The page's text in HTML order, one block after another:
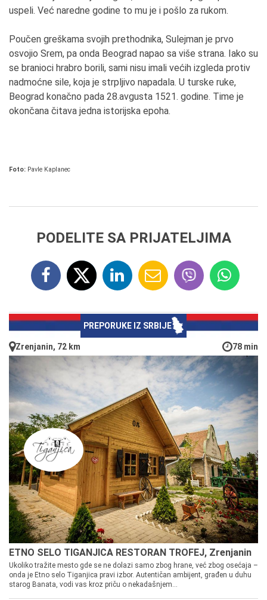
uspeli. Već naredne godine to mu je i pošlo za rukom.
Poučen greškama svojih prethodnika, Sulejman je prvo
osvojio Srem, pa onda Beograd napao sa više strana. Iako su
se branioci hrabro borili, sami nisu imali većih izgleda protiv
nadmoćne sile, koja je strpljivo napadala. U turske ruke,
Beograd konačno pada 28.avgusta 1521. godine. Time je
okončana čitava jedna istorijska epoha.
Foto: Pavle Kaplanec
PODELITE SA PRIJATELJIMA
PREPORUKE IZ SRBIJE
Zrenjanin, 72 km 78 min
ETNO SELO TIGANJICA RESTORAN TROFEJ, Zrenjanin
Ukoliko tražite mesto gde se ne dolazi samo zbog hrane, već zbog osećaja –
onda je Etno selo Tiganjica pravi izbor. Autentičan ambijent, građen u duhu
starog Banata, vodi vas kroz priču o nekadašnjem...